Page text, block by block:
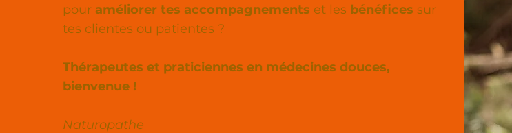
pour améliorer tes accompagnements et les bénéfices sur
tes clientes ou patientes ?
Thérapeutes et praticiennes en médecines douces,
bienvenue !
Naturopathe